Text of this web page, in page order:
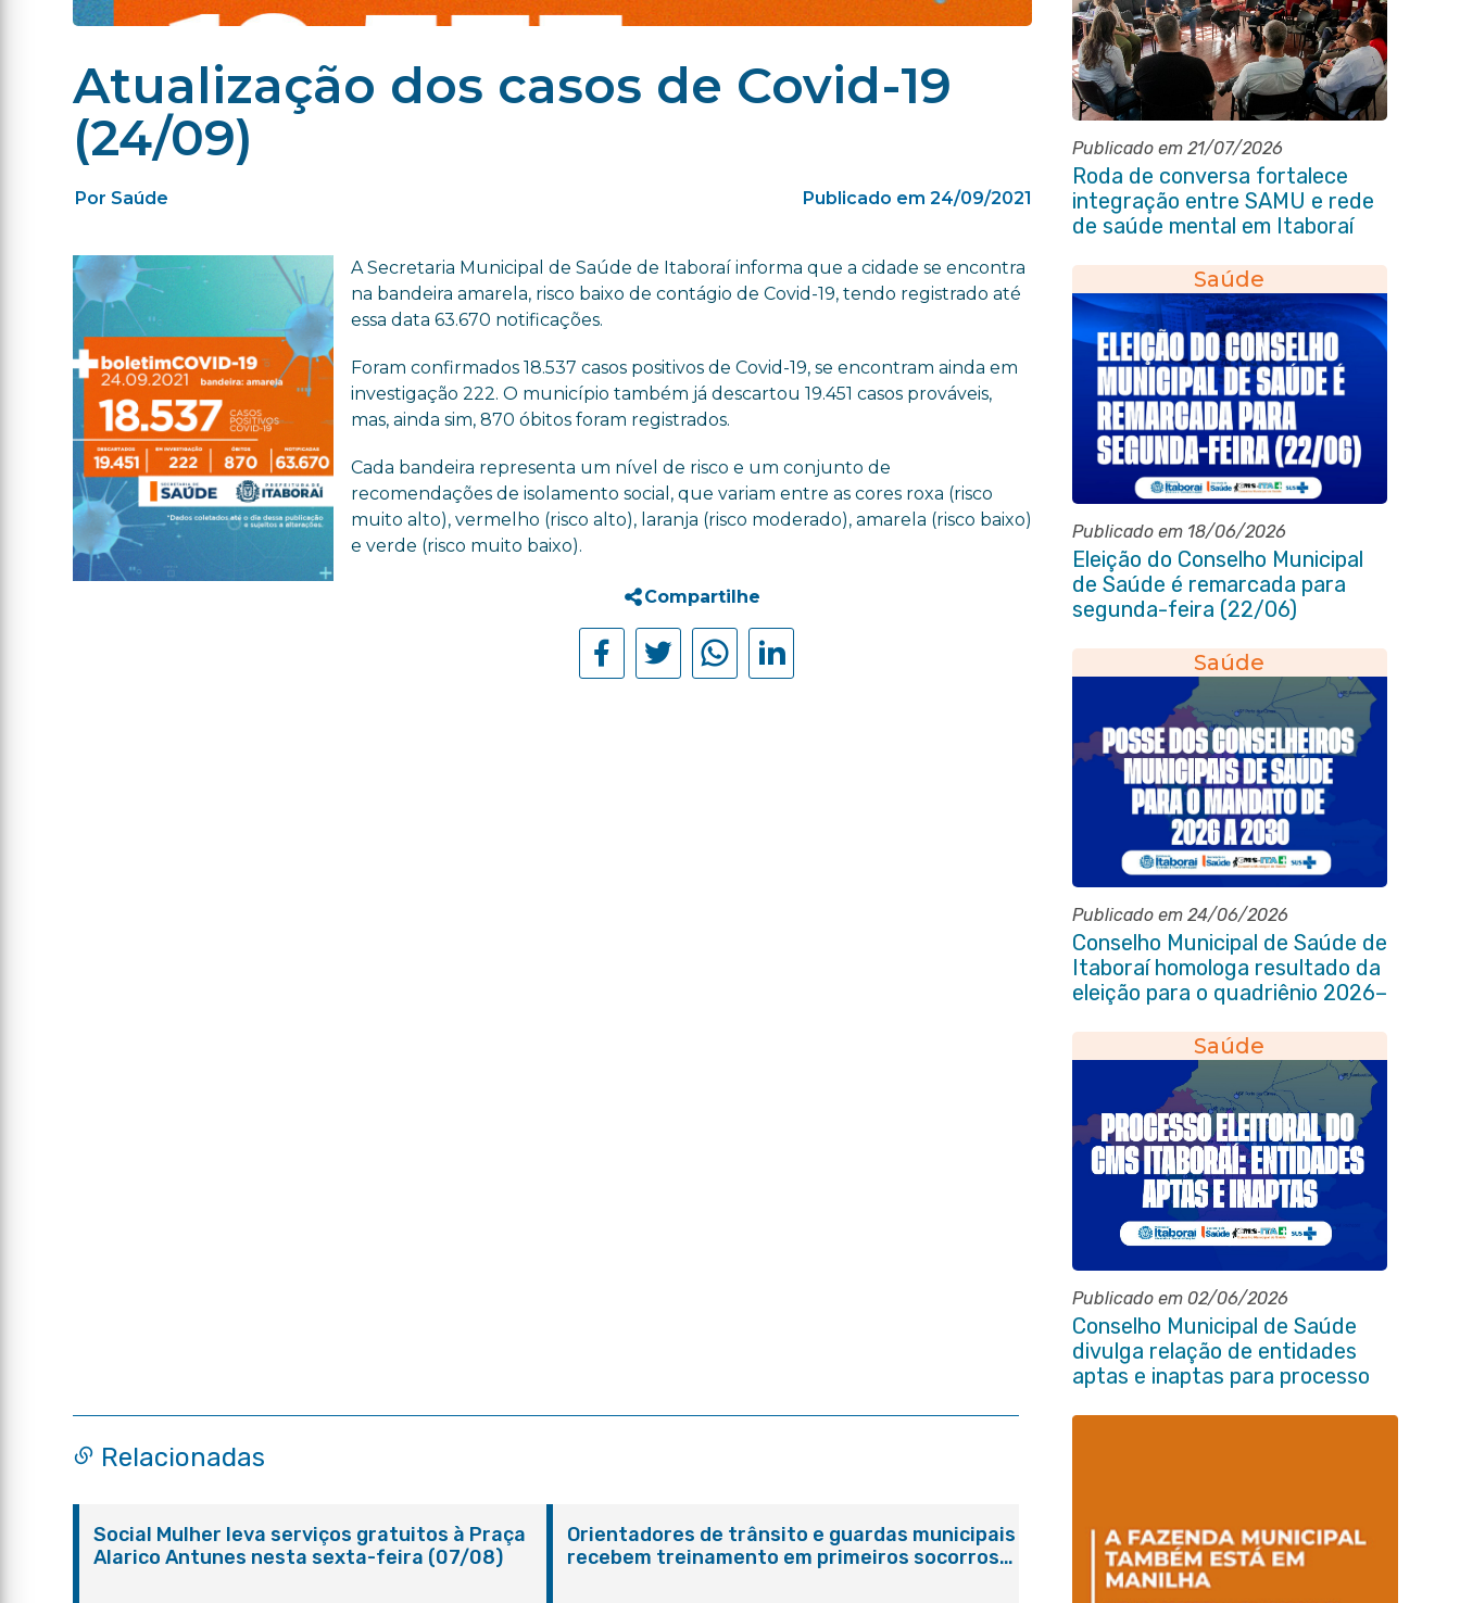
Atualização dos casos de Covid-19
(24/09)
Por Saúde Publicado em 24/09/2021
A Secretaria Municipal de Saúde de Itaboraí informa que a cidade se encontra
na bandeira amarela, risco baixo de contágio de Covid-19, tendo registrado até
essa data 63.670 notificações.
Foram confirmados 18.537 casos positivos de Covid-19, se encontram ainda em
investigação 222. O município também já descartou 19.451 casos prováveis,
mas, ainda sim, 870 óbitos foram registrados.
Cada bandeira representa um nível de risco e um conjunto de
recomendações de isolamento social, que variam entre as cores roxa (risco
muito alto), vermelho (risco alto), laranja (risco moderado), amarela (risco baixo)
e verde (risco muito baixo).
Compartilhe
Publicado em 21/07/2026
Roda de conversa fortalece
integração entre SAMU e rede
de saúde mental em Itaboraí
Saúde
Publicado em 18/06/2026
Eleição do Conselho Municipal
de Saúde é remarcada para
segunda-feira (22/06)
Saúde
Publicado em 24/06/2026
Conselho Municipal de Saúde de
Itaboraí homologa resultado da
eleição para o quadriênio 2026–
Saúde
Publicado em 02/06/2026
Conselho Municipal de Saúde
divulga relação de entidades
aptas e inaptas para processo
2030
Relacionadas
Social Mulher leva serviços gratuitos à Praça
Alarico Antunes nesta sexta-feira (07/08)
Orientadores de trânsito e guardas municipais
recebem treinamento em primeiros socorros